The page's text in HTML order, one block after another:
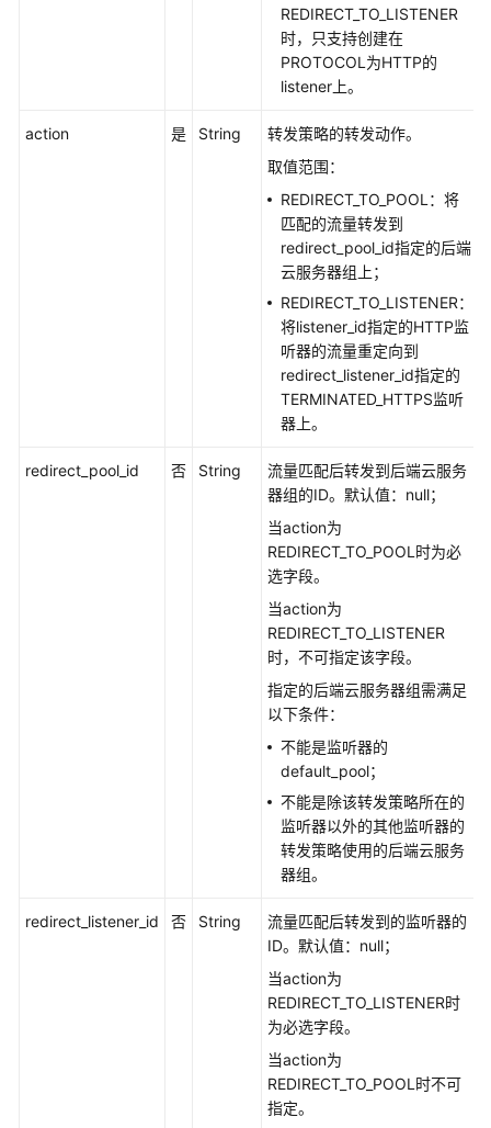
端
REDIRECT_TO_LISTENER
时，只支持创建在
PROTOCOL为HTTP的
listener上。
action 是 String
转发策略的转发动作。
取值范围：
REDIRECT_TO_POOL：将
匹配的流量转发到
redirect_pool_id指定的后端
云服务器组上；
REDIRECT_TO_LISTENER：
将listener_id指定的HTTP监
听器的流量重定向到
redirect_listener_id指定的
TERMINATED_HTTPS监听
器上。
redirect_pool_id 否 String
流量匹配后转发到后端云服务
器组的ID。默认值：null；
当action为
REDIRECT_TO_POOL时为必
选字段。
当action为
REDIRECT_TO_LISTENER
时，不可指定该字段。
指定的后端云服务器组需满足
以下条件：
不能是监听器的
default_pool；
不能是除该转发策略所在的
监听器以外的其他监听器的
转发策略使用的后端云服务
器组。
redirect_listener_id 否 String
流量匹配后转发到的监听器的
ID。默认值：null；
当action为
REDIRECT_TO_LISTENER时
为必选字段。
当action为
REDIRECT_TO_POOL时不可
指定。